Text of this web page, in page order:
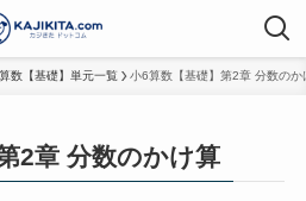
数【基礎】単元一覧 小6算数【基礎】第2章 分数のか
2章 分数のかけ算